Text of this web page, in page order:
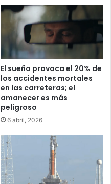
El sueño provoca el 20% de
los accidentes mortales
en las carreteras; el
amanecer es más
peligroso
6 abril, 2026